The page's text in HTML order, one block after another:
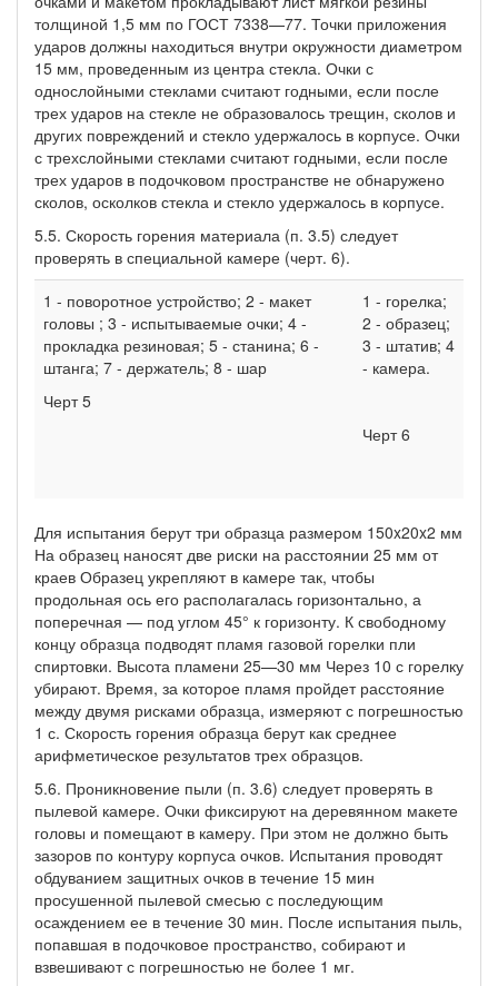
толщиной 1,5 мм по ГОСТ 7338—77. Точки приложения
ударов должны находиться внутри окружности диаметром
15 мм, проведенным из центра стекла. Очки с
однослойными стеклами считают годными, если после
трех ударов на стекле не образовалось трещин, сколов и
других повреждений и стекло удержалось в корпусе. Очки
с трехслойными стеклами считают годными, если после
трех ударов в подочковом пространстве не обнаружено
сколов, осколков стекла и стекло удержалось в корпусе.
5.5. Скорость горения материала (п. 3.5) следует
проверять в специальной камере (черт. 6).
1 - поворотное устройство; 2 - макет
головы ; 3 - испытываемые очки; 4 -
прокладка резиновая; 5 - станина; 6 -
штанга; 7 - держатель; 8 - шар
Черт 5
1 - горелка;
2 - образец;
3 - штатив; 4
- камера.
Черт 6
Для испытания берут три образца размером 150x20x2 мм
На образец наносят две риски на расстоянии 25 мм от
краев Образец укрепляют в камере так, чтобы
продольная ось его располагалась горизонтально, а
поперечная — под углом 45° к горизонту. К свободному
концу образца подводят пламя газовой горелки пли
спиртовки. Высота пламени 25—30 мм Через 10 с горелку
убирают. Время, за которое пламя пройдет расстояние
между двумя рисками образца, измеряют с погрешностью
1 с. Скорость горения образца берут как среднее
арифметическое результатов трех образцов.
5.6. Проникновение пыли (п. 3.6) следует проверять в
пылевой камере. Очки фиксируют на деревянном макете
головы и помещают в камеру. При этом не должно быть
зазоров по контуру корпуса очков. Испытания проводят
обдуванием защитных очков в течение 15 мин
просушенной пылевой смесью с последующим
осаждением ее в течение 30 мин. После испытания пыль,
попавшая в подочковое пространство, собирают и
взвешивают с погрешностью не более 1 мг.